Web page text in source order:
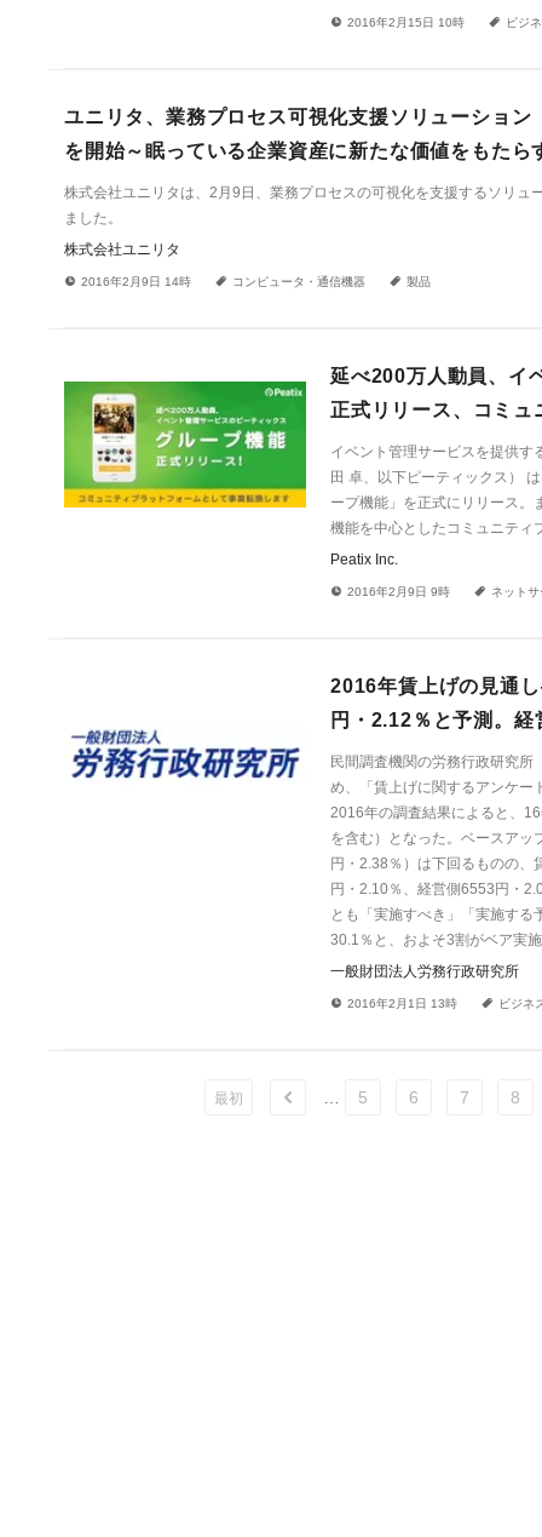
! 2016年2月15日 10時 a ビジ
ユニリタ、業務プロセス可視化支援ソリューショ
を開始～眠っている企業資産に新たな価値をもたら
株式会社ユニリタは、2月9日、業務プロセスの可視化を支援するソリ
ました。
株式会社ユニリタ
! 2016年2月9日 14時 a コンピュータ・通信機器 a 製品
延べ200万人動員、イ
正式リリース、コミ
イベント管理サービスを提供す
田 卓、以下ピーティックス）
ープ機能」を正式にリリース。
機能を中心としたコミュニティ
Peatix Inc.
! 2016年2月9日 9時 a ネット
2016年賃上げの見通
円・2.12％と予測。
民間調査機関の労務行政研究
め、「賃上げに関するアンケー
2016年の調査結果によると、
を含む）となった。ベースア
円・2.38％）は下回るものの
円・2.10％、経営側6553円・
とも「実施すべき」「実施す
30.1％と、およそ3割がベア実
一般財団法人労務行政研究所
! 2016年2月1日 13時 a ビジネ
最初 ù 5 6 7 8